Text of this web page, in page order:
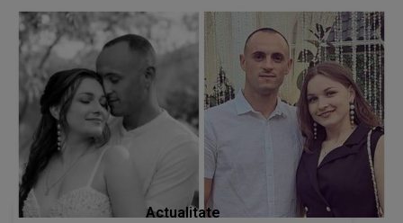
Actualitate